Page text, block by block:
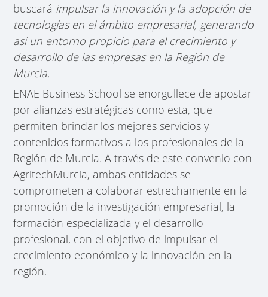
buscará impulsar la innovación y la adopción de
tecnologías en el ámbito empresarial, generando
así un entorno propicio para el crecimiento y
desarrollo de las empresas en la Región de
Murcia.
ENAE Business School se enorgullece de apostar
por alianzas estratégicas como esta, que
permiten brindar los mejores servicios y
contenidos formativos a los profesionales de la
Región de Murcia. A través de este convenio con
AgritechMurcia, ambas entidades se
comprometen a colaborar estrechamente en la
promoción de la investigación empresarial, la
formación especializada y el desarrollo
profesional, con el objetivo de impulsar el
crecimiento económico y la innovación en la
región.